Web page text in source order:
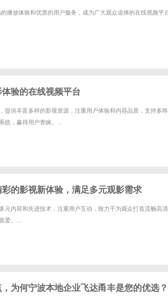
播放体验和优质的用户服务，成为广大观众追捧的在线视频平
体验的在线视频平台
提供丰富多样的影视资源，注重用户体验和内容品质，支持多
统，赢得用户青睐。...
的影视新体验，满足多元观影需求
元内容和先进技术，注重用户互动，致力于为观众打造流畅高清
爱。...
为何宁波本地企业飞达甬丰是您的优选？